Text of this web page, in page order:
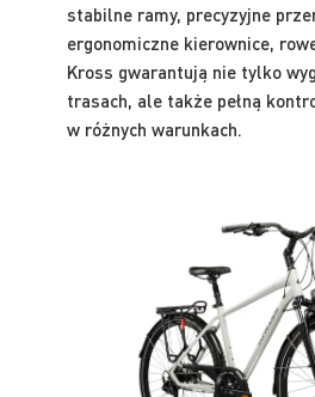
stabilne ramy, precyzyjne
ergonomiczne kierownice,
Kross gwarantują nie tylko
trasach, ale także pełną
w różnych warunkach.